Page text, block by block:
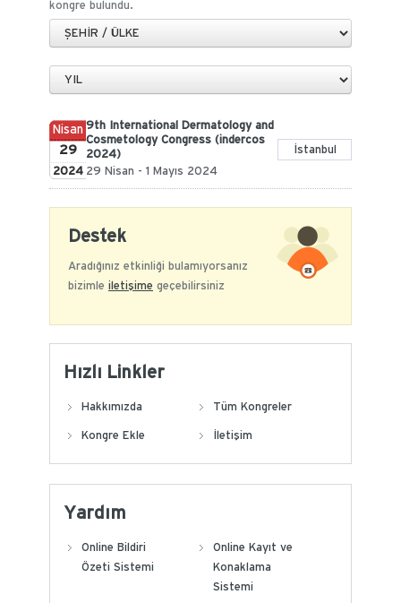
kongre bulundu.
Nisan
29
2024
9th International Dermatology and
Cosmetology Congress (indercos
2024)
29 Nisan - 1 Mayıs 2024
İstanbul
Destek
Aradığınız etkinliği bulamıyorsanız
bizimle iletişime geçebilirsiniz
Hızlı Linkler
Hakkımızda Tüm Kongreler
Kongre Ekle İletişim
Yardım
Online Bildiri
Özeti Sistemi
Online Kayıt ve
Konaklama
Sistemi